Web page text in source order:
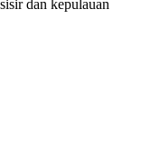
dan kepulauan